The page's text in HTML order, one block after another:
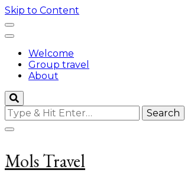
Skip to Content
Welcome
Group travel
About
Looking
for
Something?
Mols Travel